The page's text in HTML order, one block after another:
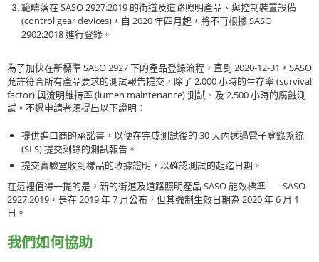
範疇落在 SASO 2927:2019 的街道及道路照明產品、與控制裝置設備
(control gear devices) ，自 2020 年四月起，將不再根據 SASO
2902:2018 進行登錄。
為了加快在新標準 SASO 2927 下的產品登錄流程，直到 2020-12-31 ， SASO
允許符合所有產品要求的測試報告提交，除了 2,000 小時的生存率 (survival
factor) 與流明維持率 (lumen maintenance) 測試、及 2,500 小時的腐蝕測
試。不過申請者須提出以下證明：
提供進口商的承諾書，以便在完成測試後的 30 天內透過電子登錄系統
(SLS) 提交剩餘的測試報告。
提交實驗室收到樣品的收據證明，以確認測試的起迄日期。
在這裡值得一提的是，新的街道及道路照明產品 SASO 能效標準 ──SASO
2927:2019 ，是在 2019 年 7 月公布，但其強制生效日期為 2020 年 6 月 1
日。
我們如何協助